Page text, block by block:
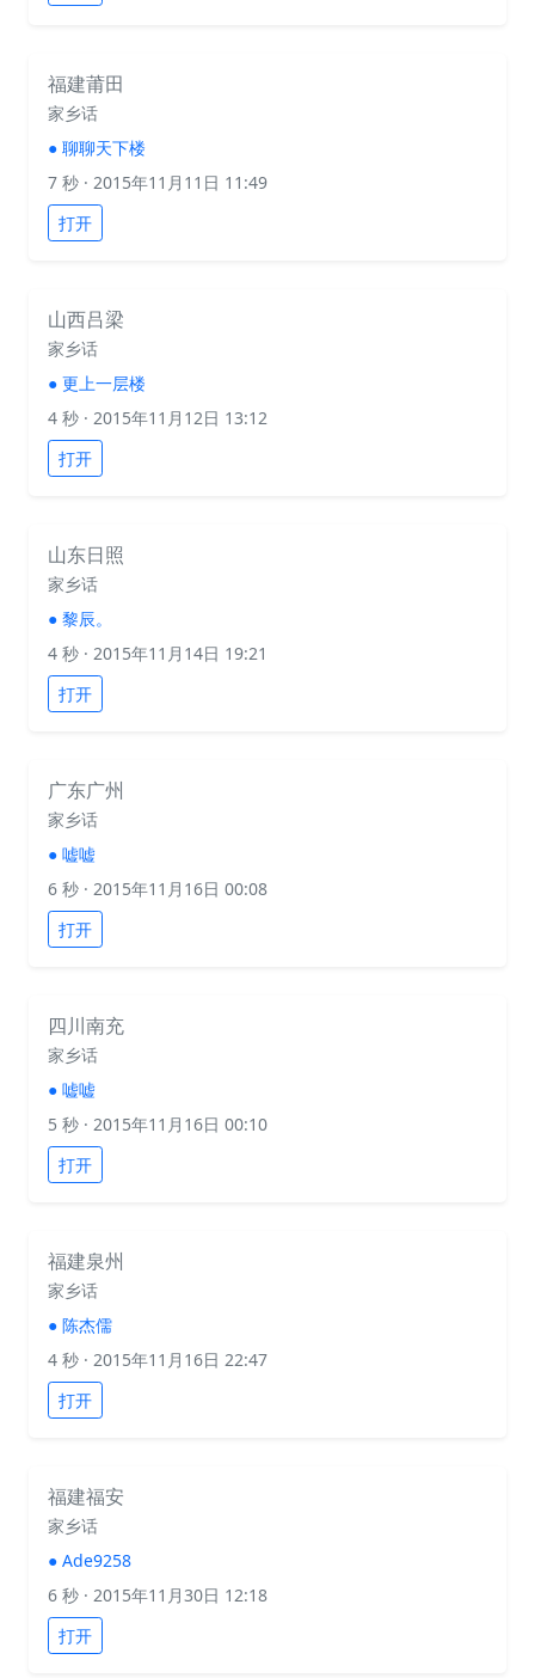
福建莆田
家乡话
● 聊聊天下楼
7 秒 · 2015年11月11日 11:49
打开
山西吕梁
家乡话
● 更上一层楼
4 秒 · 2015年11月12日 13:12
打开
山东日照
家乡话
● 黎辰。
4 秒 · 2015年11月14日 19:21
打开
广东广州
家乡话
● 嘘嘘
6 秒 · 2015年11月16日 00:08
打开
四川南充
家乡话
● 嘘嘘
5 秒 · 2015年11月16日 00:10
打开
福建泉州
家乡话
● 陈杰儒
4 秒 · 2015年11月16日 22:47
打开
福建福安
家乡话
● Ade9258
6 秒 · 2015年11月30日 12:18
打开